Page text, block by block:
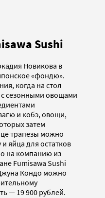
Sushi
Новикова в
«фондю».
когда на стол
сезонными овощами
и кобэ, овощи,
затем
трапезы можно
яйца для остатков
на компанию из
Fumisawa Sushi
Кондо можно
— 19 900 рублей.